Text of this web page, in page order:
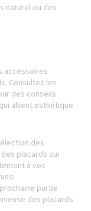
naturel ou des
accessoires
Consultez les
des conseils
allient esthétique
des
placards sur
à vos
partie
des placards